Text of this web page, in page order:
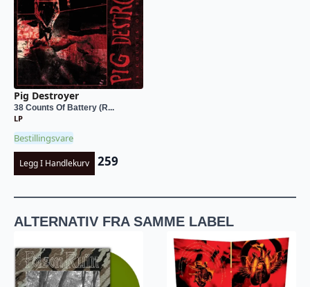
Pig Destroyer
38 Counts Of Battery (R...
LP
Bestillingsvare
Legg I Handlekurv 259
ALTERNATIV FRA SAMME LABEL